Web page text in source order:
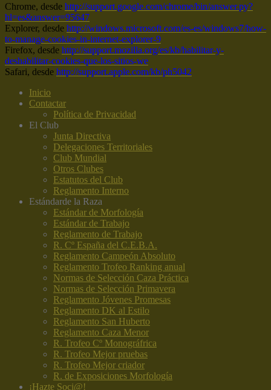
Chrome, desde http://support.google.com/chrome/bin/answer.py?
hl=es&answer=95647
Explorer, desde http://windows.microsoft.com/es-es/windows7/how-
to-manage-cookies-in-internet-explorer-9
Firefox, desde http://support.mozilla.org/es/kb/habilitar-y-
deshabilitar-cookies-que-los-sitios-we
Safari, desde http://support.apple.com/kb/ph5042
Inicio
Contactar
Política de Privacidad
El Club
Junta Directiva
Delegaciones Territoriales
Club Mundial
Otros Clubes
Estatutos del Club
Reglamento Interno
Estándarde la Raza
Estándar de Morfología
Estándar de Trabajo
Reglamento de Trabajo
R. Cº España del C.E.B.A.
Reglamento Campeón Absoluto
Reglamento Trofeo Ranking anual
Normas de Selección Caza Práctica
Normas de Selección Primavera
Reglamento Jóvenes Promesas
Reglamento DK al Estilo
Reglamento San Huberto
Reglamento Caza Menor
R. Trofeo Cº Monográfrica
R. Trofeo Mejor pruebas
R. Trofeo Mejor criador
R. de Exposiciones Morfología
¡Hazte Soci@!